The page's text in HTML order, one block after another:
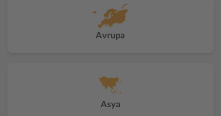
Avrupa
Asya